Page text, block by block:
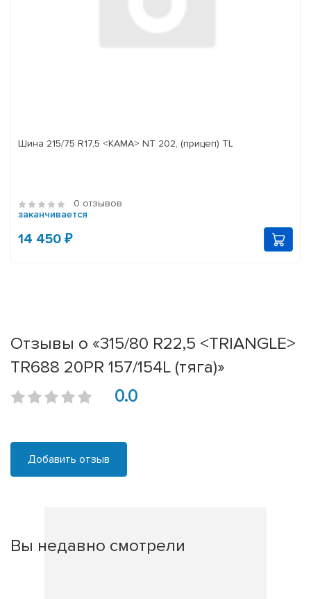
Шина 215/75 R17,5 <КАМА> NT 202, (прицеп) TL
0 отзывов
заканчивается
14 450 ₽
Отзывы о «315/80 R22,5 <TRIANGLE>
TR688 20PR 157/154L (тяга)»
0.0
Добавить отзыв
Вы недавно смотрели